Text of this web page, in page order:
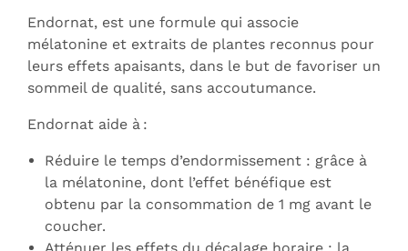
Endornat, est une formule qui associe
mélatonine et extraits de plantes reconnus pour
leurs effets apaisants, dans le but de favoriser un
sommeil de qualité, sans accoutumance.
Endornat aide à :
Réduire le temps d’endormissement : grâce à
la mélatonine, dont l’effet bénéfique est
obtenu par la consommation de 1 mg avant le
coucher.